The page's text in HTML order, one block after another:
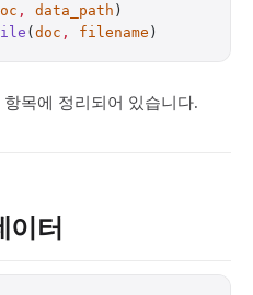
, data_path )
( doc , filename )
항목에 정리되어 있습니다.
이터